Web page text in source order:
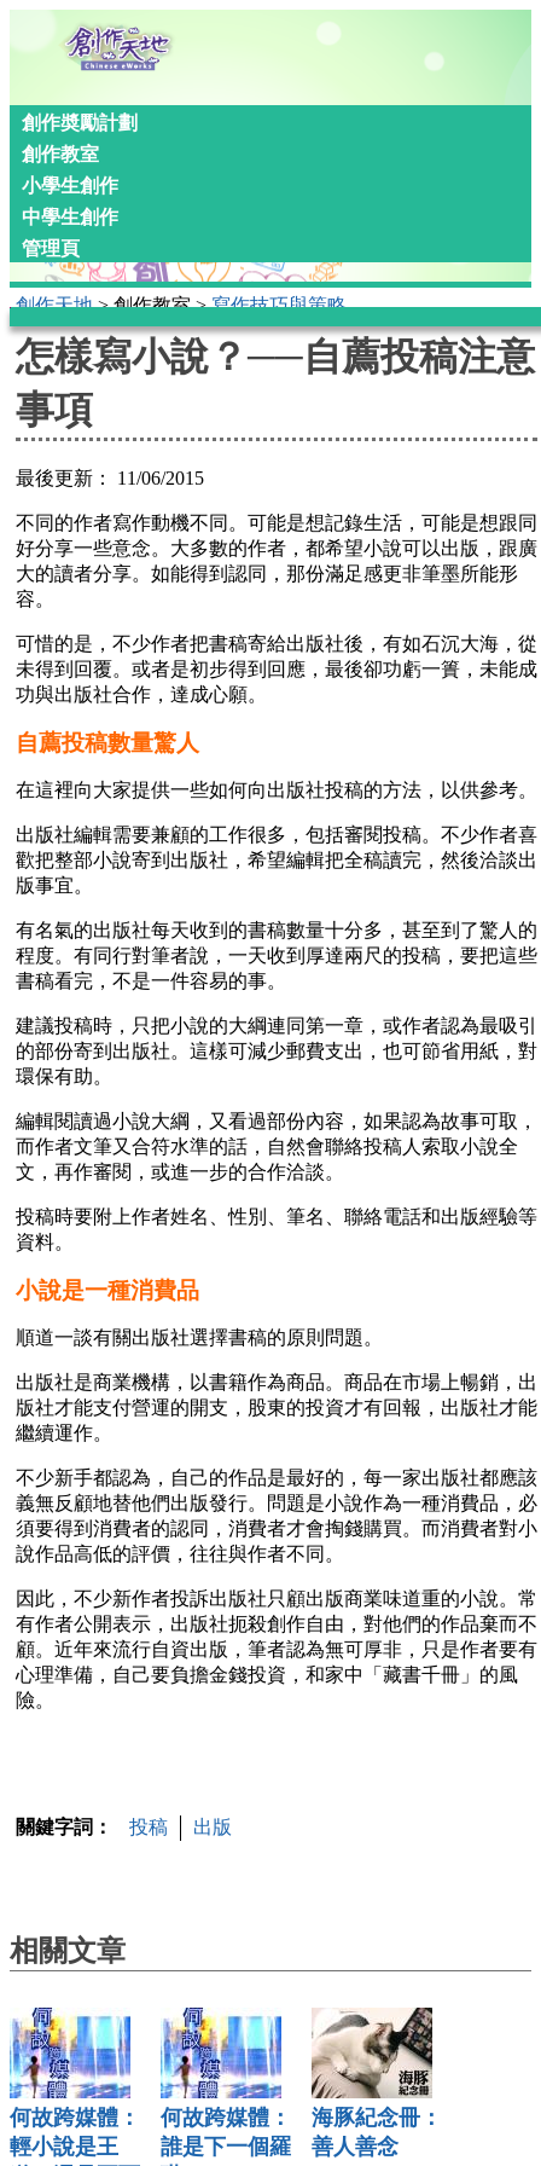
創作奬勵計劃
創作教室
小學生創作
中學生創作
管理頁
You are here
創作天地 > 創作教室 > 寫作技巧與策略
怎樣寫小說？──自薦投稿注意
事項
最後更新： 11/06/2015
不同的作者寫作動機不同。可能是想記錄生活，可能是想跟同
好分享一些意念。大多數的作者，都希望小說可以出版，跟廣
大的讀者分享。如能得到認同，那份滿足感更非筆墨所能形
容。
可惜的是，不少作者把書稿寄給出版社後，有如石沉大海，從
未得到回覆。或者是初步得到回應，最後卻功虧一簣，未能成
功與出版社合作，達成心願。
自薦投稿數量驚人
在這裡向大家提供一些如何向出版社投稿的方法，以供參考。
出版社編輯需要兼顧的工作很多，包括審閱投稿。不少作者喜
歡把整部小說寄到出版社，希望編輯把全稿讀完，然後洽談出
版事宜。
有名氣的出版社每天收到的書稿數量十分多，甚至到了驚人的
程度。有同行對筆者說，一天收到厚達兩尺的投稿，要把這些
書稿看完，不是一件容易的事。
建議投稿時，只把小說的大綱連同第一章，或作者認為最吸引
的部份寄到出版社。這樣可減少郵費支出，也可節省用紙，對
環保有助。
編輯閱讀過小說大綱，又看過部份內容，如果認為故事可取，
而作者文筆又合符水準的話，自然會聯絡投稿人索取小說全
文，再作審閱，或進一步的合作洽談。
投稿時要附上作者姓名、性別、筆名、聯絡電話和出版經驗等
資料。
小說是一種消費品
順道一談有關出版社選擇書稿的原則問題。
出版社是商業機構，以書籍作為商品。商品在市場上暢銷，出
版社才能支付營運的開支，股東的投資才有回報，出版社才能
繼續運作。
不少新手都認為，自己的作品是最好的，每一家出版社都應該
義無反顧地替他們出版發行。問題是小說作為一種消費品，必
須要得到消費者的認同，消費者才會掏錢購買。而消費者對小
說作品高低的評價，往往與作者不同。
因此，不少新作者投訴出版社只顧出版商業味道重的小說。常
有作者公開表示，出版社扼殺創作自由，對他們的作品棄而不
顧。近年來流行自資出版，筆者認為無可厚非，只是作者要有
心理準備，自己要負擔金錢投資，和家中「藏書千冊」的風
險。
關鍵字詞： 投稿 出版
相關文章
何故跨媒體：
輕小說是王
何故跨媒體：
誰是下一個羅
海豚紀念冊：
善人善念